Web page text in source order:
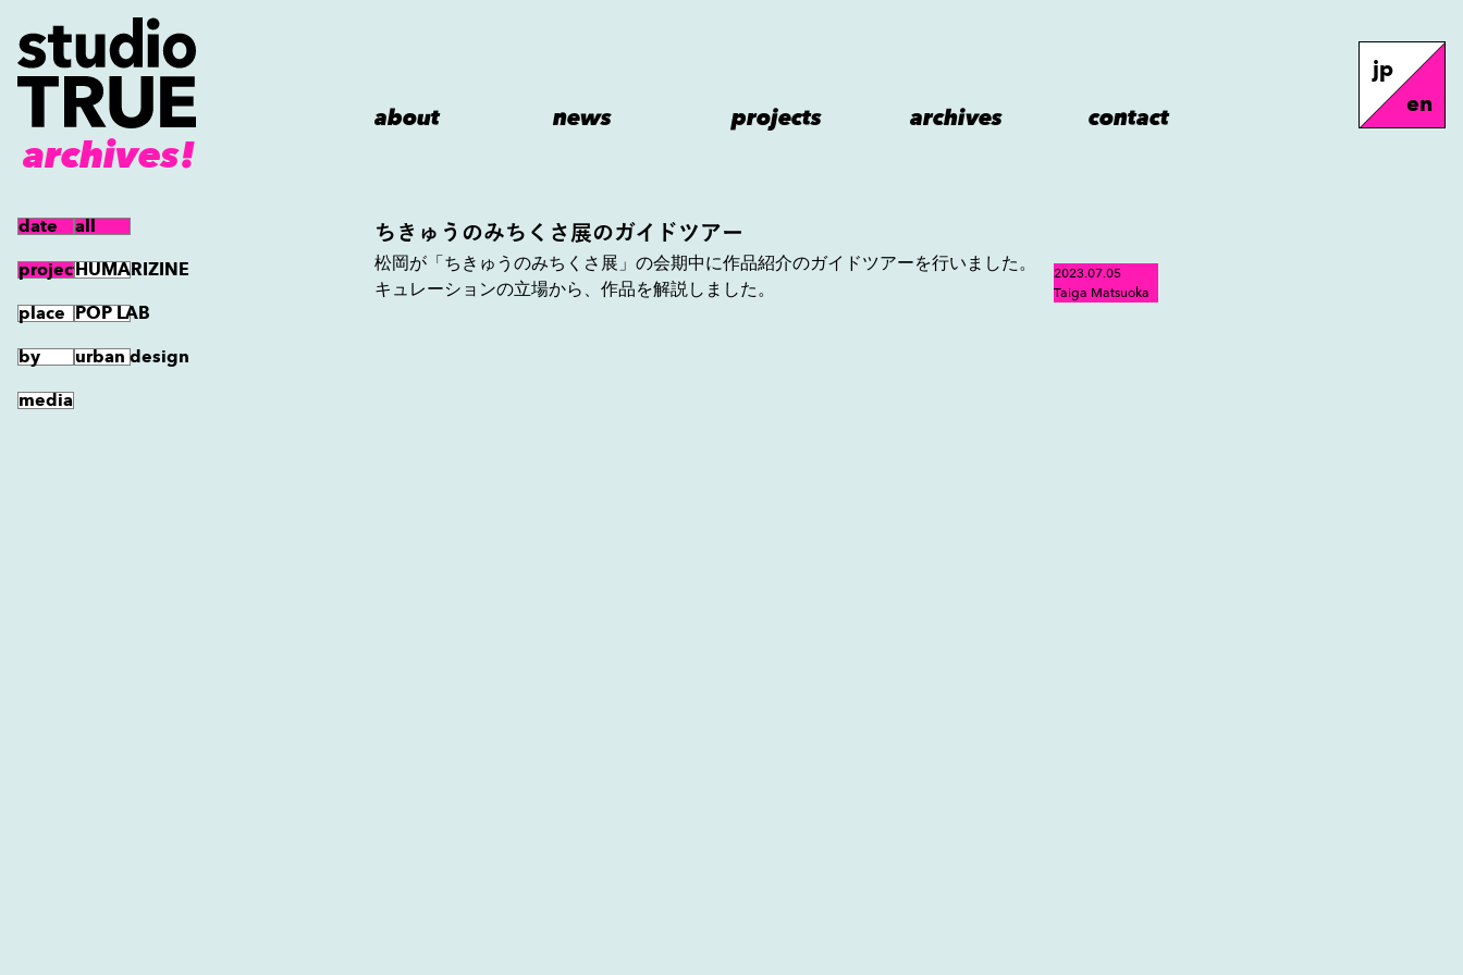
about news projects archives contact
jp
en
archives!
date
projects
place
by
media
all
HUMARIZINE
POP LAB
urban design
2023.07.05
Taiga Matsuoka
ちきゅうのみちくさ展のガイドツアー
松岡が「ちきゅうのみちくさ展」の会期中に作品紹介のガイドツアーを行いました。
キュレーションの立場から、作品を解説しました。